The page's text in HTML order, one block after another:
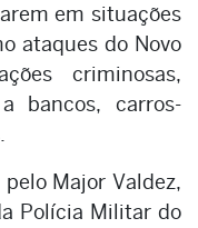
em situações
ataques do Novo
criminosas,
bancos, carros-
Major Valdez,
Polícia Militar do